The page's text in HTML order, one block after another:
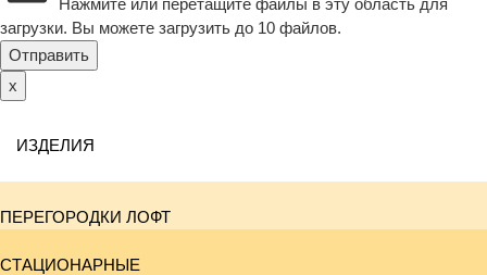
загрузки. Вы можете загрузить до 10 файлов.
Отправить
x
ИЗДЕЛИЯ
ПЕРЕГОРОДКИ ЛОФТ
СТАЦИОНАРНЫЕ